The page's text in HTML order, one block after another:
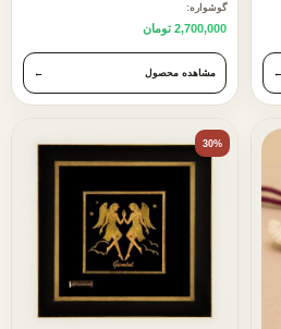
←
گوشواره:
2,700,000 تومان
مشاهده محصول ←
30%